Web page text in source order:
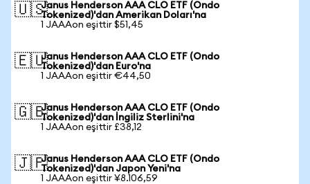
🇺🇸Janus Henderson AAA CLO ETF (Ondo
Tokenized)'dan Amerikan Doları'na
1 JAAAon eşittir $51,45
🇪🇺Janus Henderson AAA CLO ETF (Ondo
Tokenized)'dan Euro'na
1 JAAAon eşittir €44,50
🇬🇧Janus Henderson AAA CLO ETF (Ondo
Tokenized)'dan İngiliz Sterlini'na
1 JAAAon eşittir £38,12
🇯🇵Janus Henderson AAA CLO ETF (Ondo
Tokenized)'dan Japon Yeni'na
1 JAAAon eşittir ¥8.106,59